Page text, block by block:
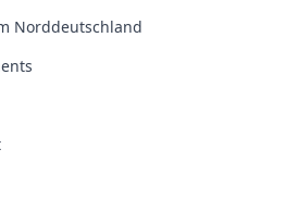
Norddeutschland